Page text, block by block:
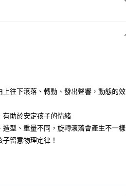
，台灣大哥大用戶可立即使用無須另外申請。
分期」，訂單成立後會自動跳轉到大哥付的交易
擇欲分期的期數、繳款截止日，確認付款後即
及費用金額請依後續交易確認頁面所載為準。
】
商品之後才付款」的支付方式。 讓您購物簡單
上往下滾落、轉動、發出聲響，動態的效
有助於安定孩子的情緒
造型、重量不同，旋轉滾落會產生不一樣
留意物理定律！